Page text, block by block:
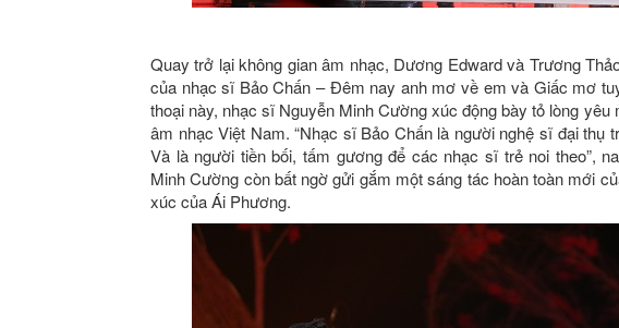
Quay trở lại không gian âm nhạc, Dương Edward và Trương
của nhạc sĩ Bảo Chấn – Đêm nay anh mơ về em và Giấc mơ
thoại này, nhạc sĩ Nguyễn Minh Cường xúc động bày tỏ lòng
âm nhạc Việt Nam. “Nhạc sĩ Bảo Chấn là người nghệ sĩ đại thụ
Và là người tiền bối, tấm gương để các nhạc sĩ trẻ noi theo”,
Minh Cường còn bất ngờ gửi gắm một sáng tác hoàn toàn mới
xúc của Ái Phương.